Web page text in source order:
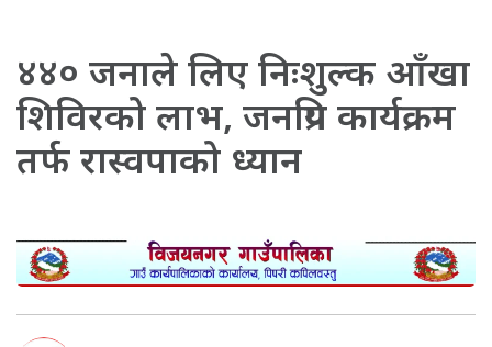
४४० जनाले लिए निःशुल्क आँखा
शिविरको लाभ, जनप्रिय कार्यक्रम
तर्फ रास्वपाको ध्यान